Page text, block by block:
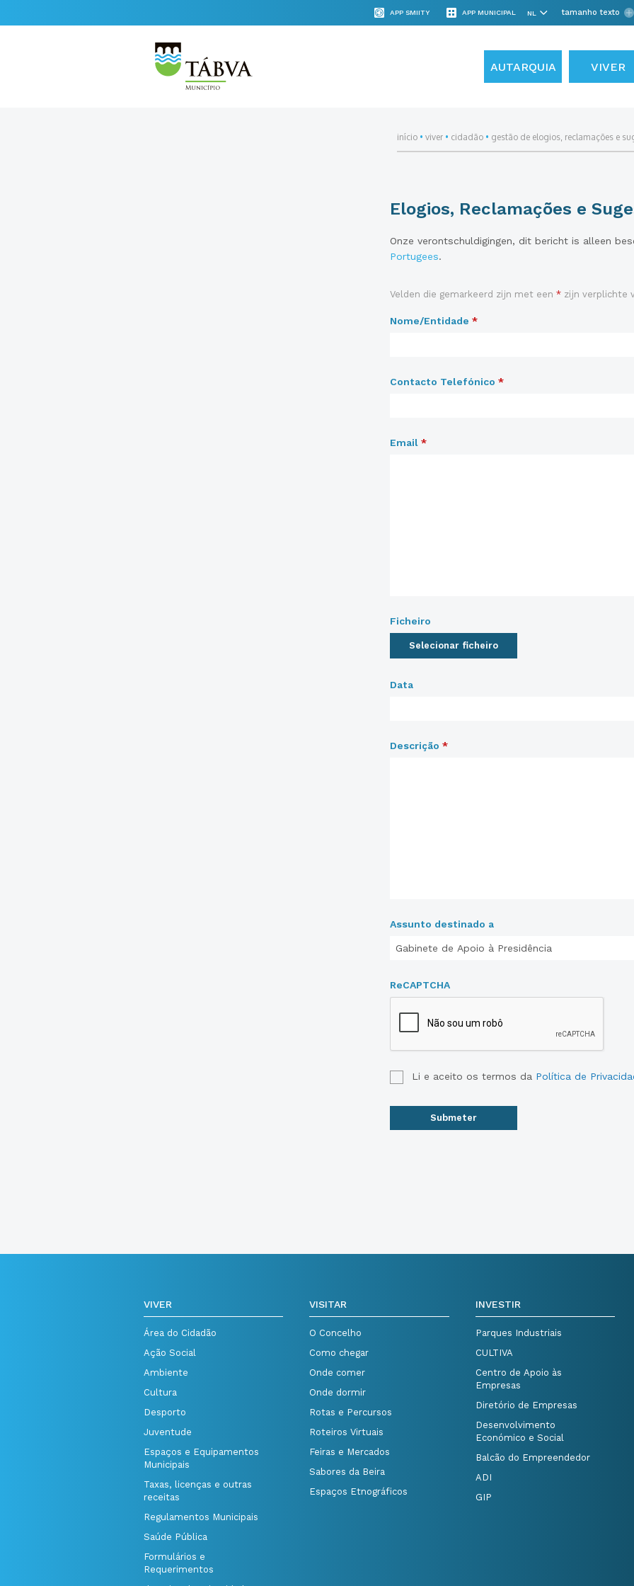
APP SMIITY APP MUNICIPAL tamanho texto
AUTARQUIA VIVER
início•viver• cidadão• gestão de elogios, reclamações e
Elogios, Reclamações e
Onze verontschuldigingen, dit bericht is alleen
Portugees.
Velden die gemarkeerd zijn met een *zijn verplichte
Nome/Entidade *
Contacto Telefónico *
Email *
Ficheiro
Selecionar ficheiro
Data
Descrição *
Assunto destinado a
ReCAPTCHA
Li e aceito os termos da Política de
VIVER
Área do Cidadão
Ação Social
Ambiente
Cultura
Desporto
Juventude
Espaços e Equipamentos
Municipais
Taxas, licenças e outras
receitas
Regulamentos Municipais
Saúde Pública
Formulários e
Requerimentos
VISITAR
O Concelho
Como chegar
Onde comer
Onde dormir
Rotas e Percursos
Roteiros Virtuais
Feiras e Mercados
Sabores da Beira
Espaços Etnográficos
INVESTIR
Parques Industriais
CULTIVA
Centro de Apoio às
Empresas
Diretório de Empresas
Desenvolvimento
Económico e Social
Balcão do Empreendedor
ADI
GIP